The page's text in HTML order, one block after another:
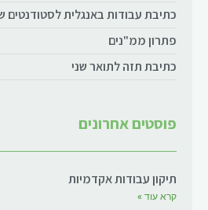
כתיבת עבודות באנגלית לסטודנטים
פתרון ממ"נים
כתיבת תזה לתואר שני
פוסטים אחרונים
תיקון עבודות אקדמיות
קרא עוד »